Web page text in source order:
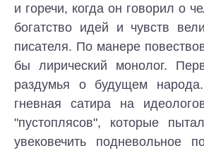
и горечи, когда он говорил о
богатство идей и чувств
писателя. По манере
бы лирический монолог.
раздумья о будущем
гневная сатира на
"пустоплясов", которые
увековечить подневольное